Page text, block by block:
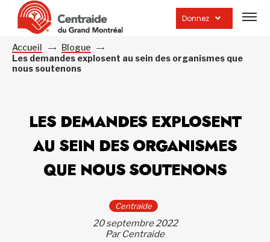
Donnez
la
Accueil
Blogue
Les demandes explosent au sein des organismes que
nous soutenons
LES DEMANDES EXPLOSENT
AU SEIN DES ORGANISMES
QUE NOUS SOUTENONS
Centraide
20 septembre 2022
Par Centraide